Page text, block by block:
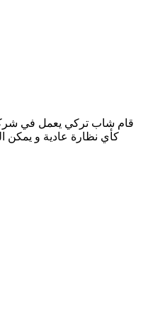
قام شاب تركي يعمل في شركة